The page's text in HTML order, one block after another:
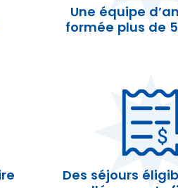
Une équipe
formée plus de
Des séjours